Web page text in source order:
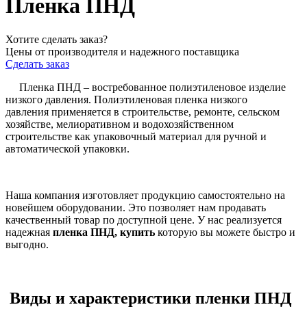
Пленка ПНД
Хотите сделать заказ?
Цены от производителя и надежного поставщика
Сделать заказ
Пленка ПНД – востребованное полиэтиленовое изделие
низкого давления. Полиэтиленовая пленка низкого
давления применяется в строительстве, ремонте, сельском
хозяйстве, мелиоративном и водохозяйственном
строительстве как упаковочный материал для ручной и
автоматической упаковки.
Наша компания изготовляет продукцию самостоятельно на
новейшем оборудовании. Это позволяет нам продавать
качественный товар по доступной цене. У нас реализуется
надежная пленка ПНД, купить которую вы можете быстро и
выгодно.
Виды и характеристики пленки ПНД